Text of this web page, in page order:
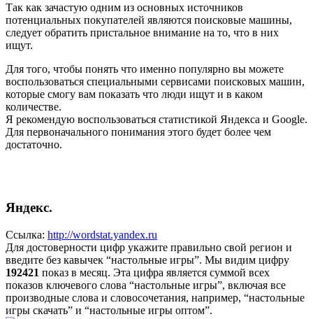
Так как зачастую одним из основных источников
потенциальных покупателей являются поисковые машины,
следует обратить пристальное внимание на то, что в них
ищут.
Для того, чтобы понять что именно популярно вы можете
воспользоваться специальными сервисами поисковых машин,
которые смогу вам показать что люди ищут и в каком
количестве.
Я рекомендую воспользоваться статистикой Яндекса и Google.
Для первоначального понимания этого будет более чем
достаточно.
Яндекс.
Ссылка: http://wordstat.yandex.ru
Для достоверности цифр укажите правильно свой регион и
введите без кавычек “настольные игры”. Мы видим цифру
192421 показ в месяц. Эта цифра является суммой всех
показов ключевого слова “настольные игры”, включая все
производные слова и словосочетания, например, “настольные
игры скачать” и “настольные игры оптом”.